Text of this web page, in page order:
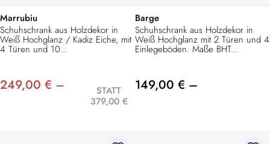
Marrubiu
Schuhschrank aus Holzdekor in
Weiß Hochglanz / Kadiz Eiche, mit
4 Türen und 10...
249,00 € –
STATT
379,00 €
Barge
Schuhschrank aus Holzdekor in
Weiß Hochglanz mit 2 Türen und 4
Einlegeböden. Maße BHT...
149,00 € –